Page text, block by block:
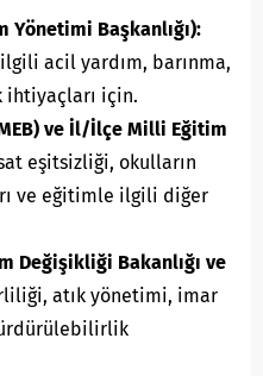
Yönetimi Başkanlığı):
acil yardım, barınma,
ihtiyaçları için.
ve İl/İlçe Milli Eğitim
eşitsizliği, okulların
ve eğitimle ilgili diğer
Değişikliği Bakanlığı ve
atık yönetimi, imar